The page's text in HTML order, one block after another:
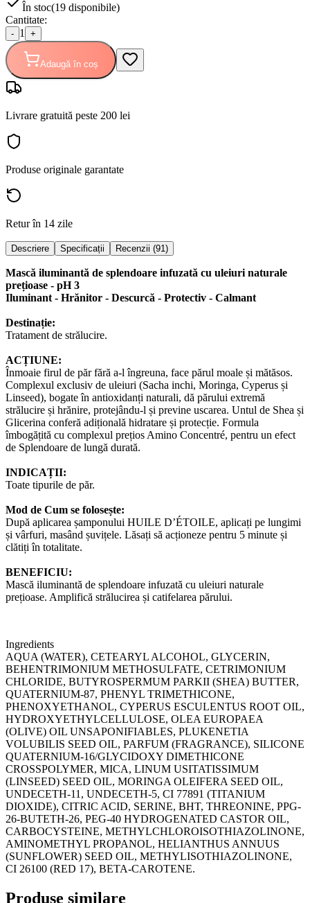
În stoc(19 disponibile)
Cantitate:
- 1 +
Adaugă în coș
Livrare gratuită peste 200 lei
Produse originale garantate
Retur în 14 zile
Descriere Specificații Recenzii (91)
Mască iluminantă de splendoare infuzată cu uleiuri naturale
prețioase - pH 3
Iluminant - Hrănitor - Descurcă - Protectiv - Calmant
Destinație:
Tratament de strălucire.
ACȚIUNE:
Înmoaie firul de păr fără a-l îngreuna, face părul moale și mătăsos.
Complexul exclusiv de uleiuri (Sacha inchi, Moringa, Cyperus și
Linseed), bogate în antioxidanți naturali, dă părului extremă
strălucire și hrănire, protejându-l și previne uscarea. Untul de Shea și
Glicerina conferă adițională hidratare și protecție. Formula
îmbogățită cu complexul prețios Amino Concentré, pentru un efect
de Splendoare de lungă durată.
INDICAȚII:
Toate tipurile de păr.
Mod de Cum se folosește:
După aplicarea șamponului HUILE D’ÉTOILE, aplicați pe lungimi
și vârfuri, masând șuvițele. Lăsați să acționeze pentru 5 minute și
clătiți în totalitate.
BENEFICIU:
Mască iluminantă de splendoare infuzată cu uleiuri naturale
prețioase. Amplifică strălucirea și catifelarea părului.
Ingredients
AQUA (WATER), CETEARYL ALCOHOL, GLYCERIN,
BEHENTRIMONIUM METHOSULFATE, CETRIMONIUM
CHLORIDE, BUTYROSPERMUM PARKII (SHEA) BUTTER,
QUATERNIUM-87, PHENYL TRIMETHICONE,
PHENOXYETHANOL, CYPERUS ESCULENTUS ROOT OIL,
HYDROXYETHYLCELLULOSE, OLEA EUROPAEA
(OLIVE) OIL UNSAPONIFIABLES, PLUKENETIA
VOLUBILIS SEED OIL, PARFUM (FRAGRANCE), SILICONE
QUATERNIUM-16/GLYCIDOXY DIMETHICONE
CROSSPOLYMER, MICA, LINUM USITATISSIMUM
(LINSEED) SEED OIL, MORINGA OLEIFERA SEED OIL,
UNDECETH-11, UNDECETH-5, CI 77891 (TITANIUM
DIOXIDE), CITRIC ACID, SERINE, BHT, THREONINE, PPG-
26-BUTETH-26, PEG-40 HYDROGENATED CASTOR OIL,
CARBOCYSTEINE, METHYLCHLOROISOTHIAZOLINONE,
AMINOMETHYL PROPANOL, HELIANTHUS ANNUUS
(SUNFLOWER) SEED OIL, METHYLISOTHIAZOLINONE,
CI 26100 (RED 17), BETA-CAROTENE.
Produse similare